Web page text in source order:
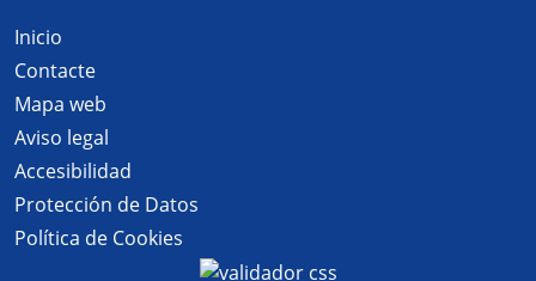
Inicio
Contacte
Mapa web
Aviso legal
Accesibilidad
Protección de Datos
Política de Cookies